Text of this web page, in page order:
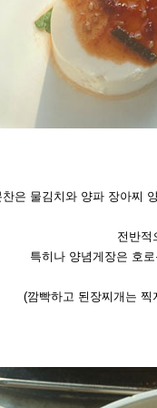
찬은 물김치와 양파 장아찌
전반적
특히나 양념게장은 호
(깜빡하고 된장찌개는